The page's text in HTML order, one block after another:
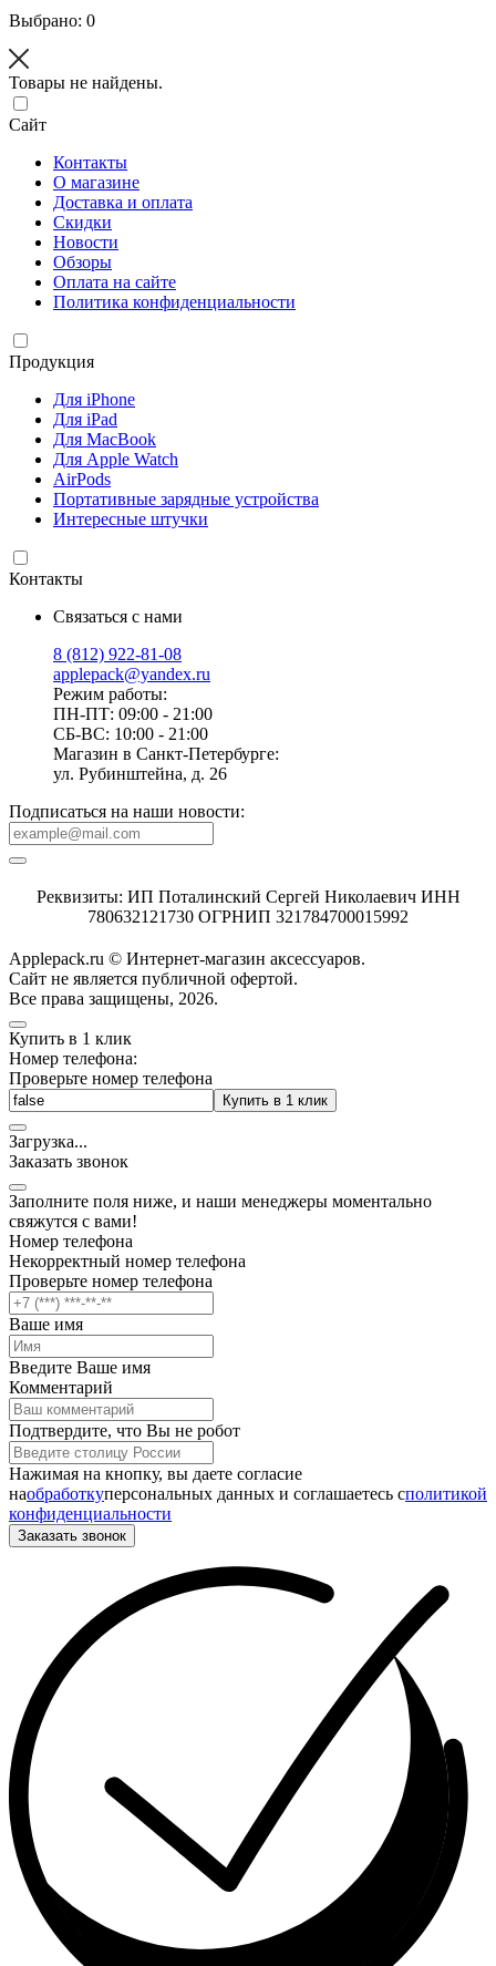
Выбрано: 0
Товары не найдены.
Сайт
Контакты
О магазине
Доставка и оплата
Скидки
Новости
Обзоры
Оплата на сайте
Политика конфиденциальности
Продукция
Для iPhone
Для iPad
Для MacBook
Для Apple Watch
AirPods
Портативные зарядные устройства
Интересные штучки
Контакты
Связаться с нами
8 (812) 922-81-08
applepack@yandex.ru
Режим работы:
ПН-ПТ: 09:00 - 21:00
СБ-ВС: 10:00 - 21:00
Магазин в Санкт-Петербурге:
ул. Рубинштейна, д. 26
Подписаться на наши новости:
Реквизиты: ИП Поталинский Сергей Николаевич ИНН
780632121730 ОГРНИП 321784700015992
Applepack.ru © Интернет-магазин аксессуаров.
Cайт не является публичной офертой.
Все права защищены, 2026.
Купить в 1 клик
Номер телефона:
Проверьте номер телефона
Купить в 1 клик
Загрузка...
Заказать звонок
Заполните поля ниже, и наши менеджеры моментально
свяжутся с вами!
Номер телефона
Некорректный номер телефона
Проверьте номер телефона
Ваше имя
Введите Ваше имя
Комментарий
Подтвердите, что Вы не робот
Нажимая на кнопку, вы даете согласие
наобработкуперсональных данных и соглашаетесь cполитикой
конфиденциальности
Заказать звонок